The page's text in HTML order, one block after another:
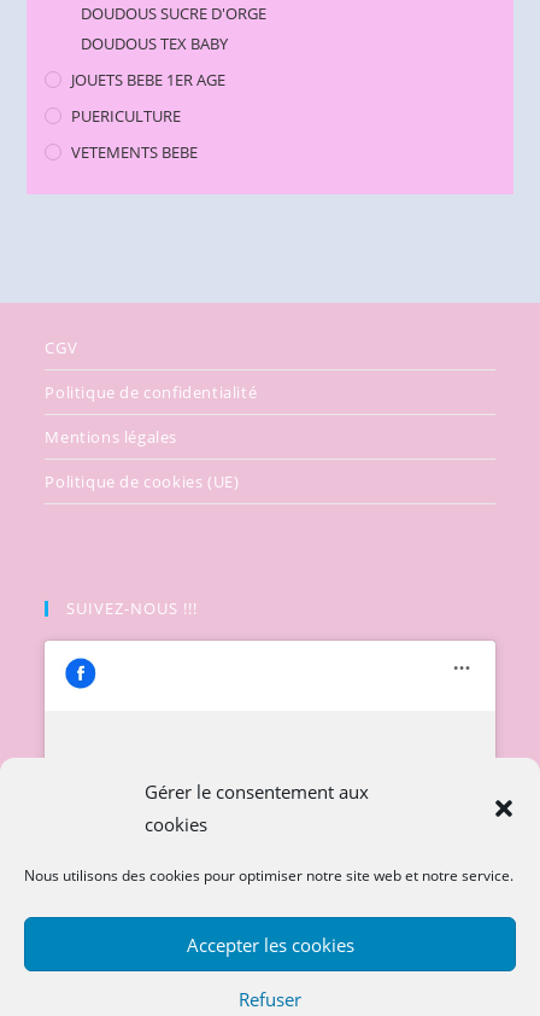
Gérer le consentement aux
cookies
Nous utilisons des cookies pour optimiser notre site web et notre service.
Accepter les cookies
Refuser
DOUDOUS SUCRE D'ORGE
DOUDOUS TEX BABY
JOUETS BEBE 1ER AGE
PUERICULTURE
VETEMENTS BEBE
CGV
Politique de confidentialité
Mentions légales
Politique de cookies (UE)
SUIVEZ-NOUS !!!
Cliquez pour accepter les cookies
marketing et activer ce contenu